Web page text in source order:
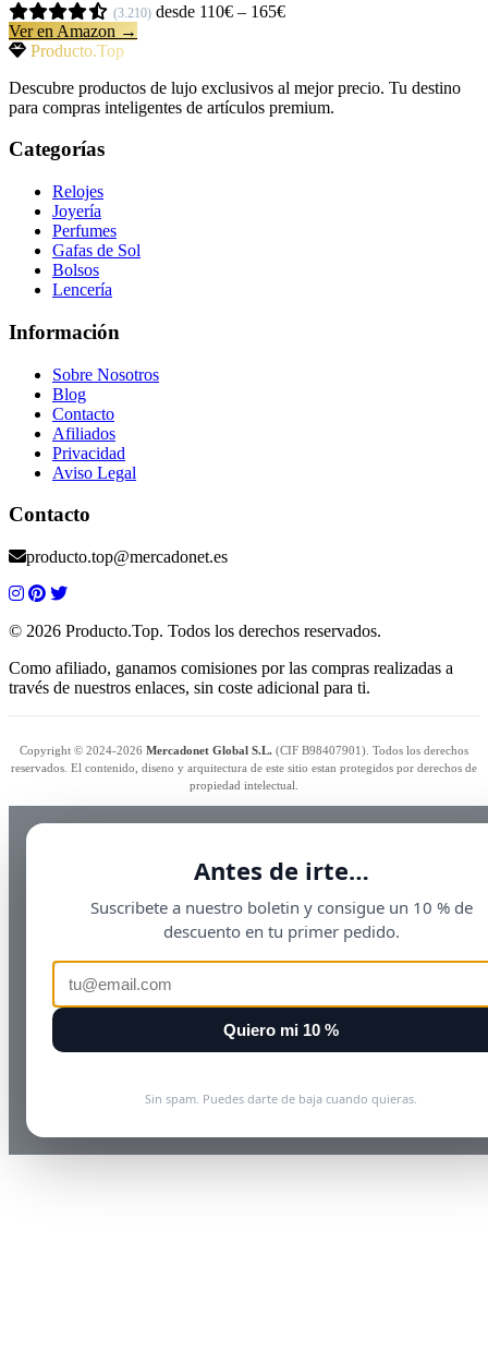
(3.210) desde 110€ – 165€
Ver en Amazon →
Producto.Top
Descubre productos de lujo exclusivos al mejor precio. Tu destino
para compras inteligentes de artículos premium.
Categorías
Relojes
Joyería
Perfumes
Gafas de Sol
Bolsos
Lencería
Información
Sobre Nosotros
Blog
Contacto
Afiliados
Privacidad
Aviso Legal
Contacto
producto.top@mercadonet.es
© 2026 Producto.Top. Todos los derechos reservados.
Como afiliado, ganamos comisiones por las compras realizadas a
través de nuestros enlaces, sin coste adicional para ti.
Copyright © 2024-2026 Mercadonet Global S.L. (CIF B98407901). Todos los derechos
reservados. El contenido, diseno y arquitectura de este sitio estan protegidos por derechos de
propiedad intelectual.
Antes de irte…
Suscribete a nuestro boletin y consigue un 10 % de
descuento en tu primer pedido.
Quiero mi 10 %
Sin spam. Puedes darte de baja cuando quieras.